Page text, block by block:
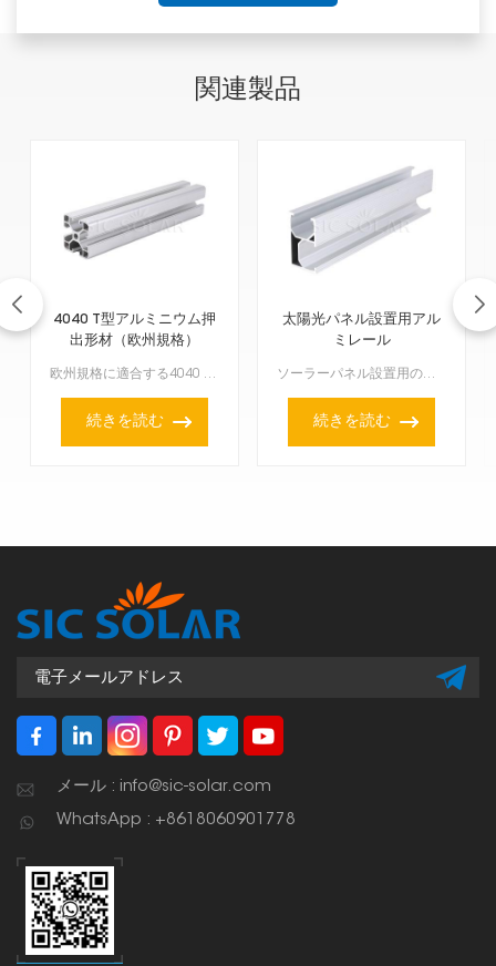
関連製品
4040 T型アルミニウム押
出形材（欧州規格）
欧州規格に適合する4040 T型アルミニウム押出形材は、非常に汎用性が高く�
続きを読む
太陽光パネル設置用アル
ミレール
ソーラーパネル設置用のアルミレールは、ソーラーパネルを設置する上で非常に重要です。軽量で長持ちし、ソーラーパネルを何かに固定する際にも簡単に設置できます。通常、非常に高品質なアルミニウムで作られている...
続きを読む
メール : info@sic-solar.com
WhatsApp : +8618060901778